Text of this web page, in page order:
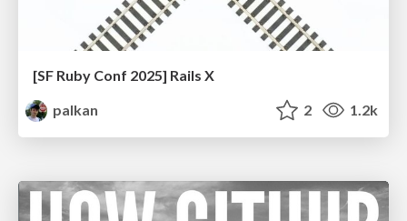
[SF Ruby Conf 2025] Rails X
palkan
2 1.2k